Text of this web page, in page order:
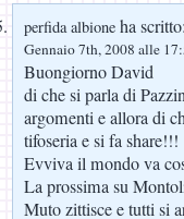
perfida albione ha scritto:
Gennaio 7th, 2008 alle
Buongiorno David
di che si parla di
argomenti e allora di
tifoseria e si fa share!!!
Evviva il mondo va
La prossima su
Muto zittisce e tutti si